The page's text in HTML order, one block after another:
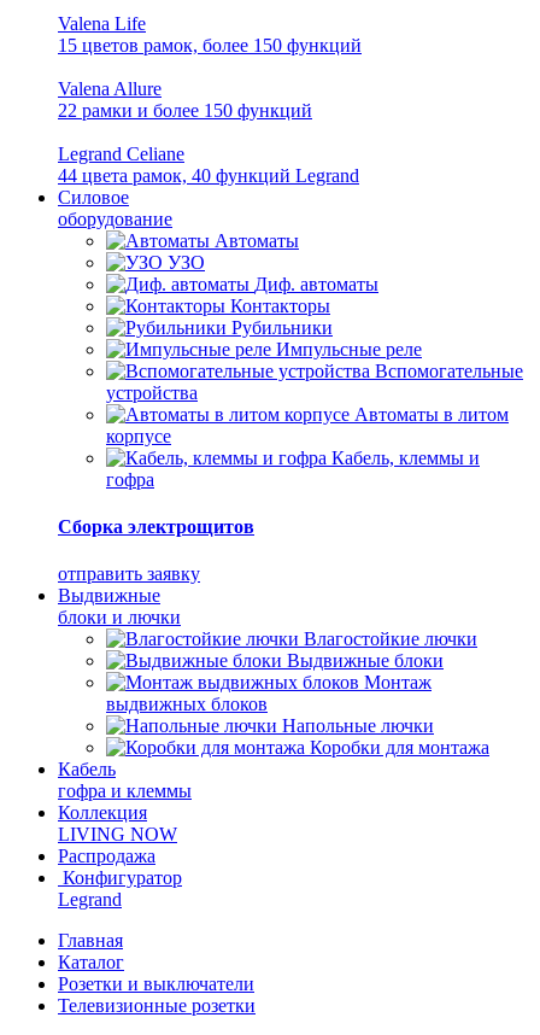
Valena Life
15 цветов рамок, более 150 функций
Valena Allure
22 рамки и более 150 функций
Legrand Celiane
44 цвета рамок, 40 функций Legrand
Силовое
оборудование
Автоматы
УЗО
Диф. автоматы
Контакторы
Рубильники
Импульсные реле
Вспомогательные
устройства
Автоматы в литом
корпусе
Кабель, клеммы и
гофра
Сборка электрощитов
отправить заявку
Выдвижные
блоки и лючки
Влагостойкие лючки
Выдвижные блоки
Монтаж
выдвижных блоков
Напольные лючки
Коробки для монтажа
Кабель
гофра и клеммы
Коллекция
LIVING NOW
Распродажа
Конфигуратор
Legrand
Главная
Каталог
Розетки и выключатели
Телевизионные розетки